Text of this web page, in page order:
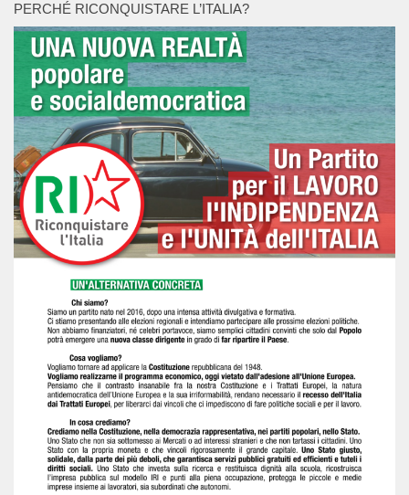
PERCHÉ RICONQUISTARE L’ITALIA?